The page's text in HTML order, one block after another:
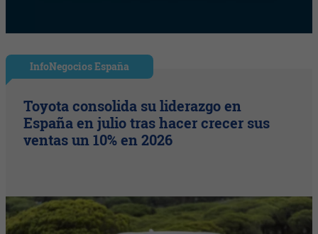
InfoNegocios España
Toyota consolida su liderazgo en
España en julio tras hacer crecer sus
ventas un 10% en 2026